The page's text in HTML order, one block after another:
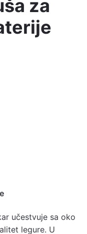
za
učestvuje sa oko
legure. U